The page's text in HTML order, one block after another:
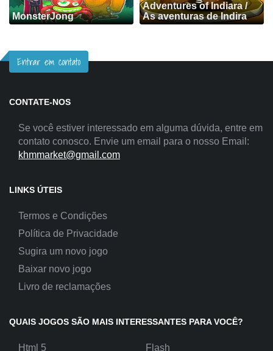
MonsterJong
Adventures of Indiara /
As aventuras de Indira
Entrar em contato
CONTATE-NOS
Se você estiver interessado em alguma dúvida, entre em
contato conosco. Envie um email para o nosso Email:
khmmarket@gmail.com
LINKS ÚTEIS
Termos e Condições
Política de Privacidade
Sugira um novo jogo
Baixar novo jogo
Livro de reclamações
QUAIS JOGOS SÃO MAIS INTERESSANTES PARA VOCÊ?
Html 5 Flash